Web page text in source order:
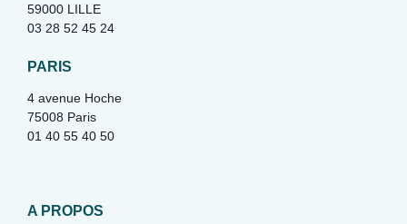
59000 LILLE
03 28 52 45 24
PARIS
4 avenue Hoche
75008 Paris
01 40 55 40 50
A PROPOS